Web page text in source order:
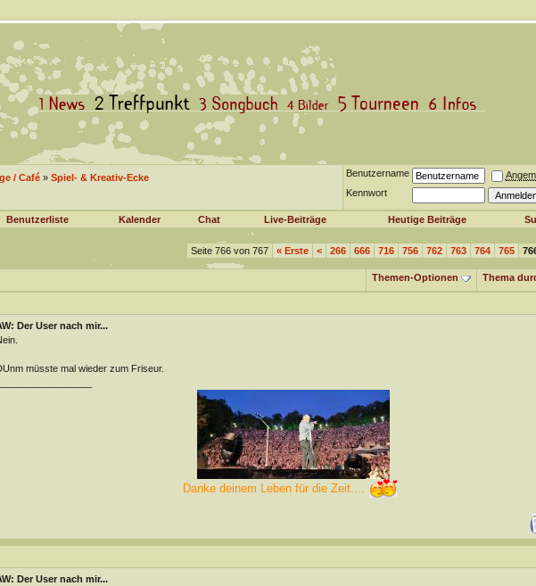
/ Café» Spiel- & Kreativ-Ecke Benutzername
Kennwort
Benutzerliste Kalender Chat Live-Beiträge Heutige Beiträge
Seite 766 von 767 «Erste < 266 666 716 756 762 763 764 765
Themen-Optionen Thema
Der User nach mir...
müsste mal wieder zum Friseur.
Danke deinem Leben für die Zeit....
Der User nach mir...